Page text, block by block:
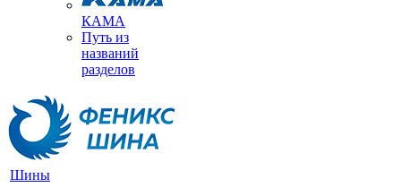
КАМА
Путь из
названий
разделов
Шины